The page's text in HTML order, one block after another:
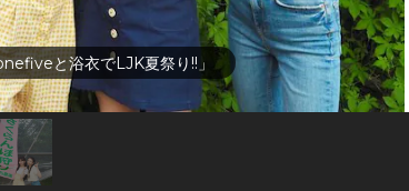
と浴衣でLJK夏祭り!!」